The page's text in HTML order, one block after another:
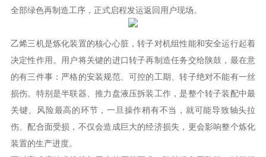
全部绿色再制造工序，正式启程发运返回用户现场。
乙烯三机是炼化装置的核心心脏，转子对机组性能和安全运行起着
决定性作用。用户将关键的进口转子再制造任务交给陕鼓，最在意
的有三件事：严格的安装规范、可控的工期、转子绝对不能有一丝
损伤。特别是半联器、推力盘液压拆装工作，是整个转子装配中最
关键、风险最高的环节，一旦操作稍有不当，就可能导致轴头拉
伤、配合面受损，不仅会造成巨大的经济损失，更会影响整个炼化
装置的生产进度。